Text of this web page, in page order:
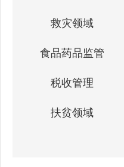
救灾领域
食品药品监管
税收管理
扶贫领域